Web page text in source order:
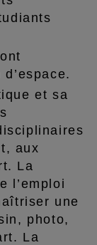
et sa
aux
La
l’emploi
une
photo,
La